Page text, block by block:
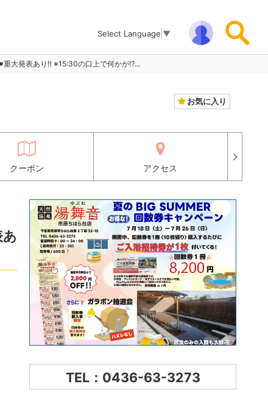
Select Language ▼
大発表あり‼️ ※15:30の口上で何かが⁉...
お気に入り
クーポン アクセス
TEL：0436-63-3273